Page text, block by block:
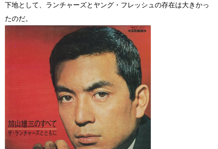
下地として、ランチャーズとヤング・フレッシュの存在は大きかっ
たのだ。